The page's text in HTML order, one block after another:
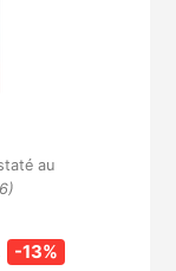
au
-13%